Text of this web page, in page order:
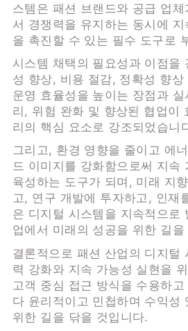
스템은 패션 브랜드와 공급 업
서 경쟁력을 유지하는 동시에
을 촉진할 수 있는 필수 도구로
시스템 채택의 필요성과 이점을
성 향상, 비용 절감, 정확성 향상
운영 효율성을 높이는 장점과
리, 위험 완화 및 향상된 협업이
리의 핵심 요소로 강조되었습니
그리고, 환경 영향을 줄이고 에
드 이미지를 강화함으로써 지속
육성하는 도구가 되며, 미래 지
고, 연구 개발에 투자하고, 인재
은 디지털 시스템을 지속적으로
업에서 미래의 성공을 위한 길
결론적으로 패션 산업의 디지털
력 강화와 지속 가능성 실현을
고객 중심 접근 방식을 수용하
다 윤리적이고 민첩하며 수익성
위한 길을 닦을 것입니다.